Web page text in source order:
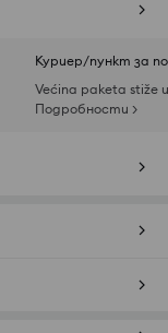
Куриер/пункт за
Većina paketa stiže
Подробности >